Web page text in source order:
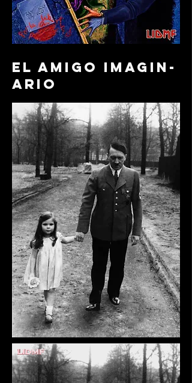
el amigo imagin-
ario